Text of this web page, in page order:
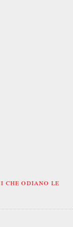
CHE ODIANO LE